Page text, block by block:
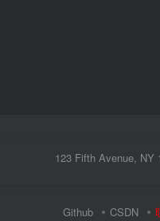
123 Fifth Avenue, NY
Github CSDN